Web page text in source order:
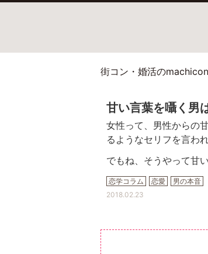
街コン・婚活の
甘い言葉を囁く男
女性って、男性からの
るようなセリフを言わ
でもね、そうやって甘
恋学コラム 恋愛 男の本音
2018.02.23